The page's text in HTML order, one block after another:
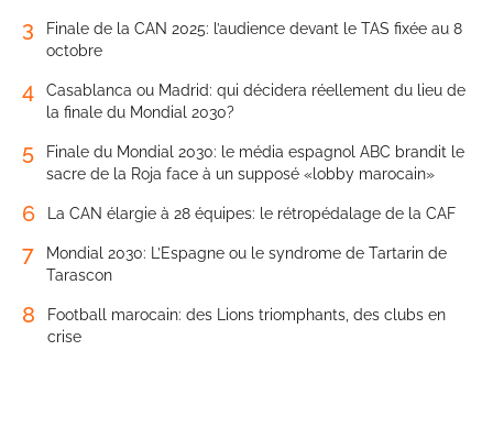
3
Finale de la CAN 2025: l’audience devant le TAS fixée au 8
octobre
4
Casablanca ou Madrid: qui décidera réellement du lieu de
la finale du Mondial 2030?
5
Finale du Mondial 2030: le média espagnol ABC brandit le
sacre de la Roja face à un supposé «lobby marocain»
6 La CAN élargie à 28 équipes: le rétropédalage de la CAF
7
Mondial 2030: L’Espagne ou le syndrome de Tartarin de
Tarascon
8
Football marocain: des Lions triomphants, des clubs en
crise